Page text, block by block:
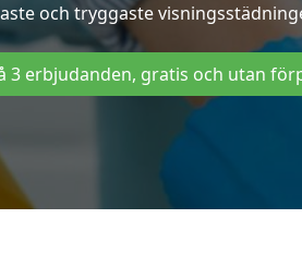
och tryggaste
3 erbjudanden, gratis och utan